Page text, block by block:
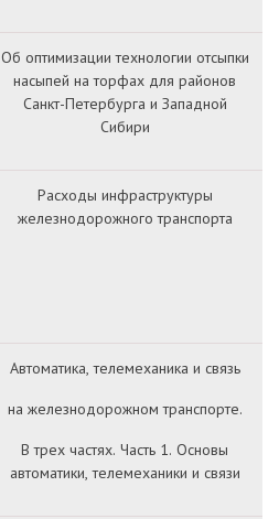
Об оптимизации технологии отсыпки
насыпей на торфах для районов
Санкт-Петербурга и Западной
Сибири
Расходы инфраструктуры
железнодорожного транспорта
Автоматика, телемеханика и связь
на железнодорожном транспорте.
В трех частях. Часть 1. Основы
автоматики, телемеханики и связи